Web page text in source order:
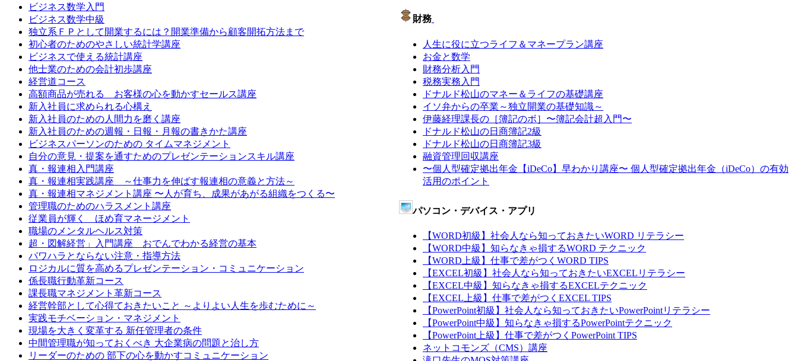
ビジネス数学入門
ビジネス数学中級
独立系ＦＰとして開業するには？開業準備から顧客開拓方法まで
初心者のためのやさしい統計学講座
ビジネスで使える統計講座
他士業のための会計初歩講座
経営道コース
高額商品が売れる お客様の心を動かすセールス講座
新入社員に求められる心構え
新入社員のための人間力を磨く講座
新入社員のための週報・日報・月報の書きかた講座
ビジネスパーソンのための タイムマネジメント
自分の意見・提案を通すためのプレゼンテーションスキル講座
真・報連相入門講座
真・報連相実践講座 ～仕事力を伸ばす報連相の意義と方法～
真・報連相マネジメント講座 〜人が育ち、成果があがる組織をつくる〜
管理職のためのハラスメント講座
従業員が輝く ほめ育マネージメント
職場のメンタルヘルス対策
超・図解経営」入門講座 おでんでわかる経営の基本
パワハラとならない注意・指導方法
ロジカルに質を高めるプレゼンテーション・コミュニケーション
係長職行動革新コース
課長職マネジメント革新コース
経営幹部として心得ておきたいこと ～よりよい人生を歩むために～
実践モチベーション・マネジメント
現場を大きく変革する 新任管理者の条件
中間管理職が知っておくべき 大企業病の問題と治し方
リーダーのための 部下の心を動かすコミュニケーション
財務
人生に役に立つライフ＆マネープラン講座
お金と数学
財務分析入門
税務実務入門
ドナルド松山のマネー＆ライフの基礎講座
イソ弁からの卒業～独立開業の基礎知識～
伊藤経理課長の［簿記のボ］〜簿記会計超入門〜
ドナルド松山の日商簿記2級
ドナルド松山の日商簿記3級
融資管理回収講座
〜個人型確定拠出年金【iDeCo】早わかり講座〜 個人型確定拠出年金（iDeCo）の有効
活用のポイント
パソコン・デバイス・アプリ
【WORD初級】社会人なら知っておきたいWORD リテラシー
【WORD中級】知らなきゃ損するWORD テクニック
【WORD上級】仕事で差がつくWORD TIPS
【EXCEL初級】社会人なら知っておきたいEXCELリテラシー
【EXCEL中級】知らなきゃ損するEXCELテクニック
【EXCEL上級】仕事で差がつくEXCEL TIPS
【PowerPoint初級】社会人なら知っておきたいPowerPointリテラシー
【PowerPoint中級】知らなきゃ損するPowerPointテクニック
【PowerPoint上級】仕事で差がつくPowerPoint TIPS
ネットコモンズ（CMS）講座